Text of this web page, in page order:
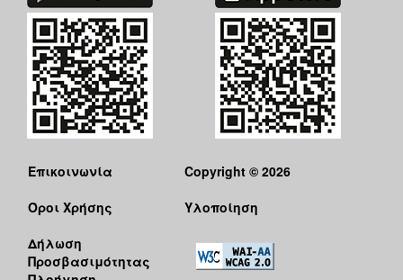
Επικοινωνία
Όροι Χρήσης
Δήλωση
Προσβασιμότητας
Copyright © 2026
Υλοποίηση